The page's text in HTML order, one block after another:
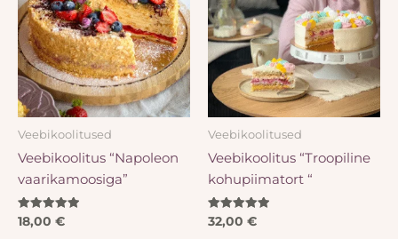
Veebikoolitused
Veebikoolitus “Napoleon
vaarikamoosiga”
Hinnanguga
5.00
18,00 €
Veebikoolitused
Veebikoolitus “Troopiline
kohupiimatort “
Hinnanguga
5.00
32,00 €